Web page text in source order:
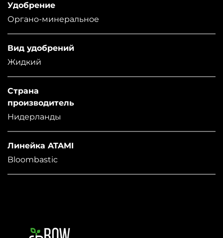
Удобрение
Органо-минеральное
Вид удобрений
Жидкий
Страна
производитель
Нидерланды
Линейка ATAMI
Bloombastic